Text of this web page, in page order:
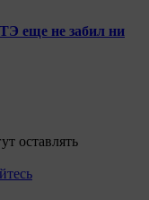
еще не забил ни
оставлять